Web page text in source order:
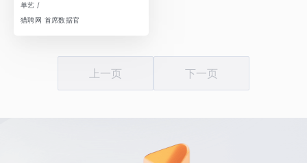
单艺 /
猎聘网 首席数据官
上一页 下一页